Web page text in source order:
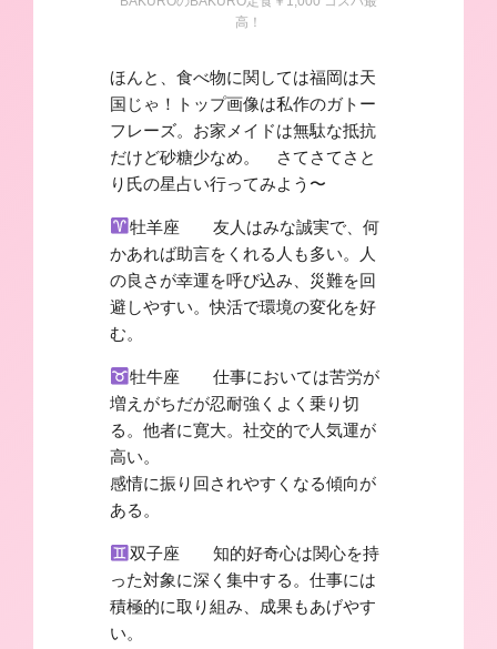
高！
ほんと、食べ物に関しては福岡は天
国じゃ！トップ画像は私作のガトー
フレーズ。お家メイドは無駄な抵抗
だけど砂糖少なめ。 さてさてさと
り氏の星占い行ってみよう〜
牡羊座 友人はみな誠実で、何
かあれば助言をくれる人も多い。人
の良さが幸運を呼び込み、災難を回
避しやすい。快活で環境の変化を好
む。
牡牛座 仕事においては苦労が
増えがちだが忍耐強くよく乗り切
る。他者に寛大。社交的で人気運が
高い。
感情に振り回されやすくなる傾向が
ある。
双子座 知的好奇心は関心を持
った対象に深く集中する。仕事には
積極的に取り組み、成果もあげやす
い。